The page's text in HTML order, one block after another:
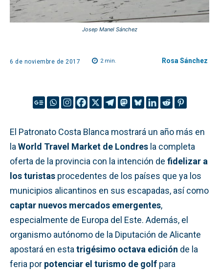
Josep Manel Sánchez
6 de noviembre de 2017 2min. Rosa Sánchez
El Patronato Costa Blanca mostrará un año más en
la World Travel Market de Londres la completa
oferta de la provincia con la intención de fidelizar a
los turistas procedentes de los países que ya los
municipios alicantinos en sus escapadas, así como
captar nuevos mercados emergentes,
especialmente de Europa del Este. Además, el
organismo autónomo de la Diputación de Alicante
apostará en esta trigésimo octava edición de la
feria por potenciar el turismo de golf para